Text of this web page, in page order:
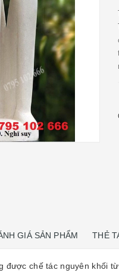
GIÁ SẢN PHẨM THẺ
được chế tác nguyên khối